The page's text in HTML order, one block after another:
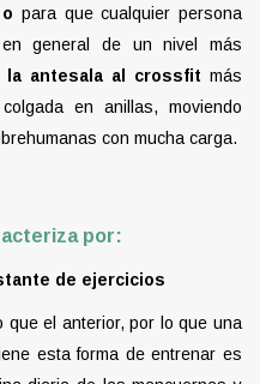
para que cualquier persona
general de un nivel más
la antesala al crossfit más
en anillas, moviendo
con mucha carga.
por:
de ejercicios
el anterior, por lo que una
esta forma de entrenar es